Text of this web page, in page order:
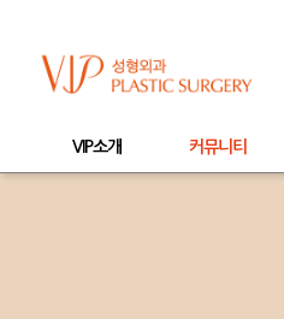
VIP소개 커뮤니티